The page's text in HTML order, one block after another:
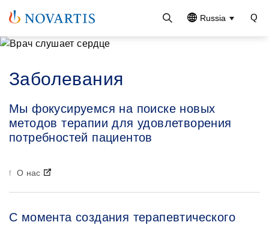
Russia
Заболевания
Мы фокусируемся на поиске новых
методов терапии для удовлетворения
потребностей пациентов
О нас
С момента создания терапевтического